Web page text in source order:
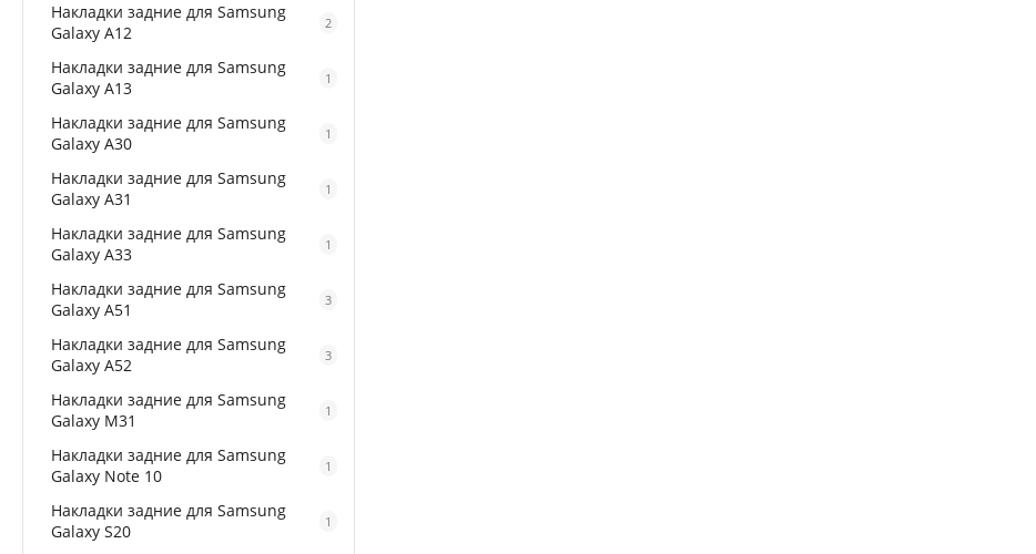
Накладки задние для Samsung
Galaxy A12
2
Накладки задние для Samsung
Galaxy A13
1
Накладки задние для Samsung
Galaxy A30
1
Накладки задние для Samsung
Galaxy A31
1
Накладки задние для Samsung
Galaxy A33
1
Накладки задние для Samsung
Galaxy A51
3
Накладки задние для Samsung
Galaxy A52
3
Накладки задние для Samsung
Galaxy M31
1
Накладки задние для Samsung
Galaxy Note 10
1
Накладки задние для Samsung
Galaxy S20
1